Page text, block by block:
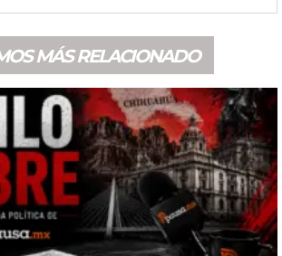
MÁS RELACIONADO